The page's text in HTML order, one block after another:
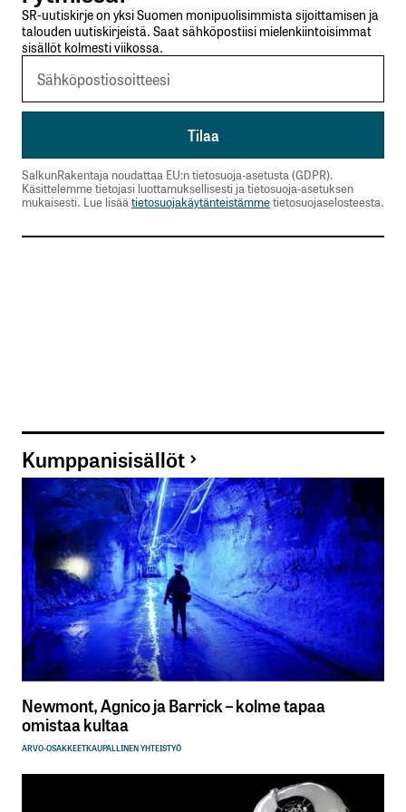
SR-uutiskirje on yksi Suomen monipuolisimmista sijoittamisen ja
talouden uutiskirjeistä. Saat sähköpostiisi mielenkiintoisimmat
sisällöt kolmesti viikossa.
SalkunRakentaja noudattaa EU:n tietosuoja-asetusta (GDPR).
Käsittelemme tietojasi luottamuksellisesti ja tietosuoja-asetuksen
mukaisesti. Lue lisää tietosuojakäytänteistämmetietosuojaselosteesta.
Kumppanisisällöt
Newmont, Agnico ja Barrick – kolme tapaa
omistaa kultaa
ARVO-OSAKKEETKAUPALLINEN YHTEISTYÖ